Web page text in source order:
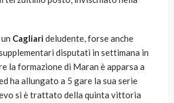
Cagliarideludente, forse anche
disputati in settimana in
la formazione di Maran è apparsa a
ha allungato a 5 gare la sua serie
si è trattato della quinta vittoria